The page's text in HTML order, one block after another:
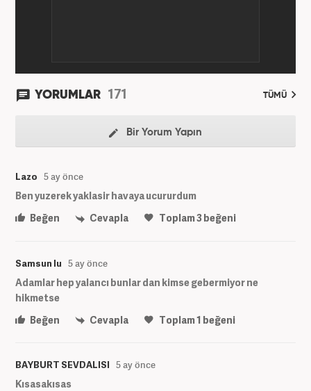
YORUMLAR 171 TÜMÜ
Bir Yorum Yapın
Lazo 5 ay önce
Ben yuzerek yaklasir havaya ucururdum
Beğen
Cevapla Toplam3beğeni
Samsun lu 5 ay önce
Adamlar hep yalancı bunlar dan kimse gebermiyor ne
hikmetse
Beğen
Cevapla Toplam1 beğeni
BAYBURT SEVDALISI 5 ay önce
Kısasakısas